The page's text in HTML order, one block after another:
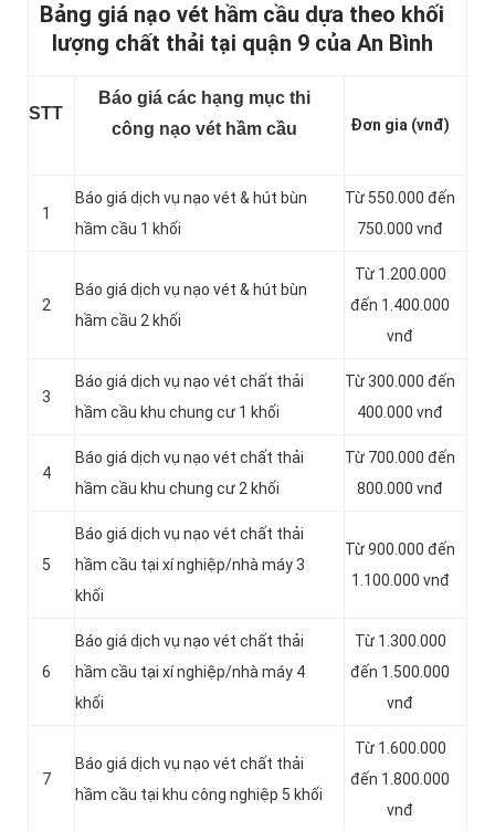
Bảng giá nạo vét hầm cầu dựa theo khối
lượng chất thải tại quận 9 của An Bình
STT
Báo giá các hạng mục thi
công nạo vét hầm cầu
Đơn gia (vnđ)
1
Báo giá dịch vụ nạo vét & hút bùn
hầm cầu 1 khối
Từ 550.000 đến
750.000 vnđ
2
Báo giá dịch vụ nạo vét & hút bùn
hầm cầu 2 khối
Từ 1.200.000
đến 1.400.000
vnđ
3
Báo giá dịch vụ nạo vét chất thải
hầm cầu khu chung cư 1 khối
Từ 300.000 đến
400.000 vnđ
4
Báo giá dịch vụ nạo vét chất thải
hầm cầu khu chung cư 2 khối
Từ 700.000 đến
800.000 vnđ
5
Báo giá dịch vụ nạo vét chất thải
hầm cầu tại xí nghiệp/nhà máy 3
khối
Từ 900.000 đến
1.100.000 vnđ
6
Báo giá dịch vụ nạo vét chất thải
hầm cầu tại xí nghiệp/nhà máy 4
khối
Từ 1.300.000
đến 1.500.000
vnđ
7
Báo giá dịch vụ nạo vét chất thải
hầm cầu tại khu công nghiệp 5 khối
Từ 1.600.000
đến 1.800.000
vnđ